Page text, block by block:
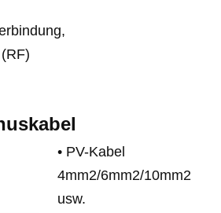
• PV-Kabel
4mm2/6mm2/10mm2
usw.